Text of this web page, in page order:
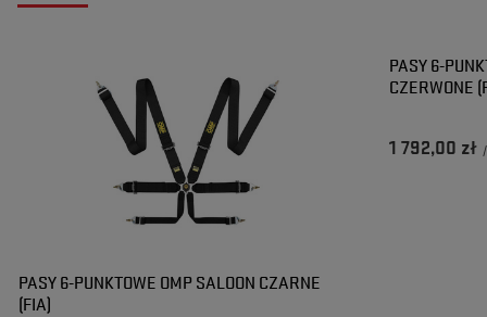
PASY 6-PUNKTOWE OMP SALOON CZARNE
(FIA)
PASY 6-
CZERWONE
1 792,00 zł /